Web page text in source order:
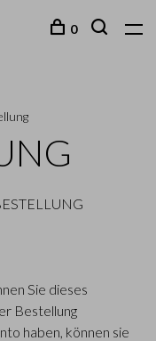
0
Sie dieses
Bestellung
haben, können sie